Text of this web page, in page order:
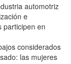
automotriz
e
participen en
considerados
las mujeres